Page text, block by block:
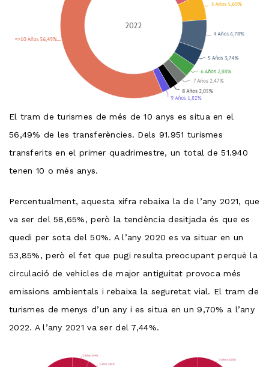
El tram de turismes de més de 10 anys es situa en el
56,49% de les transferències. Dels 91.951 turismes
transferits en el primer quadrimestre, un total de 51.940
tenen 10 o més anys.
Percentualment, aquesta xifra rebaixa la de l’any 2021, que
va ser del 58,65%, però la tendència desitjada és que es
quedi per sota del 50%. A l’any 2020 es va situar en un
53,85%, però el fet que pugi resulta preocupant perquè la
circulació de vehicles de major antiguitat provoca més
emissions ambientals i rebaixa la seguretat vial. El tram de
turismes de menys d’un any i es situa en un 9,70% a l’any
2022. A l’any 2021 va ser del 7,44%.